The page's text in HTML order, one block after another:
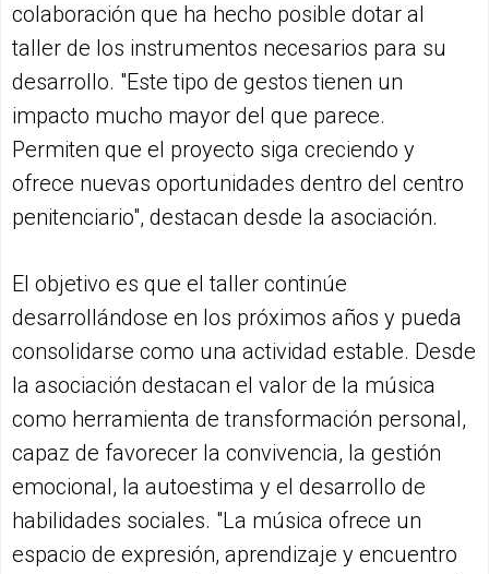
colaboración que ha hecho posible dotar al
taller de los instrumentos necesarios para su
desarrollo. "Este tipo de gestos tienen un
impacto mucho mayor del que parece.
Permiten que el proyecto siga creciendo y
ofrece nuevas oportunidades dentro del centro
penitenciario", destacan desde la asociación.
El objetivo es que el taller continúe
desarrollándose en los próximos años y pueda
consolidarse como una actividad estable. Desde
la asociación destacan el valor de la música
como herramienta de transformación personal,
capaz de favorecer la convivencia, la gestión
emocional, la autoestima y el desarrollo de
habilidades sociales. "La música ofrece un
espacio de expresión, aprendizaje y encuentro